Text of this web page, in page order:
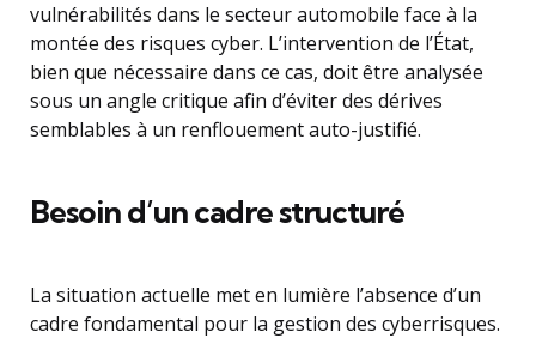
vulnérabilités dans le secteur automobile face à la
montée des risques cyber. L’intervention de l’État,
bien que nécessaire dans ce cas, doit être analysée
sous un angle critique afin d’éviter des dérives
semblables à un renflouement auto-justifié.
Besoin d’un cadre structuré
La situation actuelle met en lumière l’absence d’un
cadre fondamental pour la gestion des cyberrisques.